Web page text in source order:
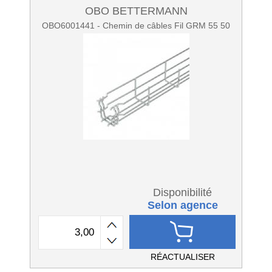
OBO BETTERMANN
OBO6001441 - Chemin de câbles Fil GRM 55 50
Disponibilité
Selon agence
RÉACTUALISER